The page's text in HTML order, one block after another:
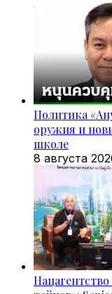
Политика
оружия и
школе
8 августа